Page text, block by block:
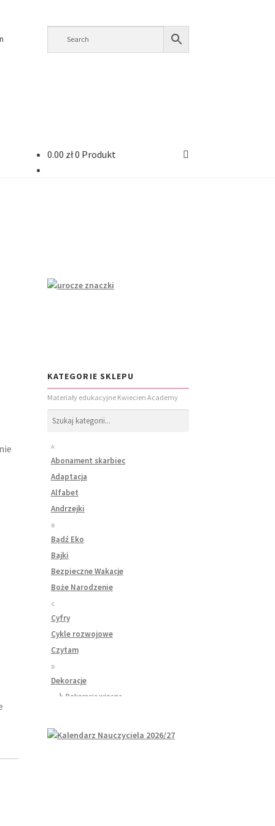
0.00 zł0 Produkt
KATEGORIE SKLEPU
Materiały edukacyjne Kwiecien Academy
A
Abonament skarbiec
Adaptacja
Alfabet
Andrzejki
B
Bądź Eko
Bajki
Bezpieczne Wakacje
Boże Narodzenie
C
Cyfry
Cykle rozwojowe
Czytam
D
Dekoracje
↳ Dekoracja wiosna
↳ Dekoracje na drzwi